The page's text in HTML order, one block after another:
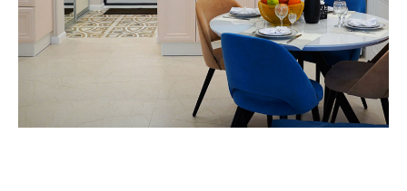
Наши контакты
Строительная компания
Мы с радостью проконсультируем вас по всем
вопросам по ремонту квартир, домов, офисов